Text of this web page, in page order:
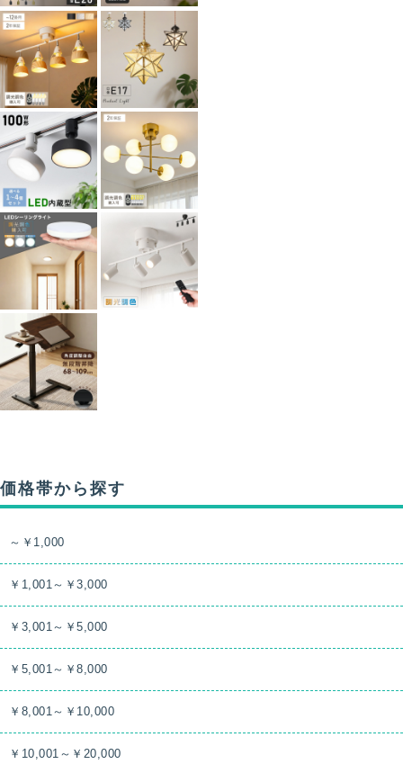
価格帯から探す
～￥1,000
￥1,001～￥3,000
￥3,001～￥5,000
￥5,001～￥8,000
￥8,001～￥10,000
￥10,001～￥20,000